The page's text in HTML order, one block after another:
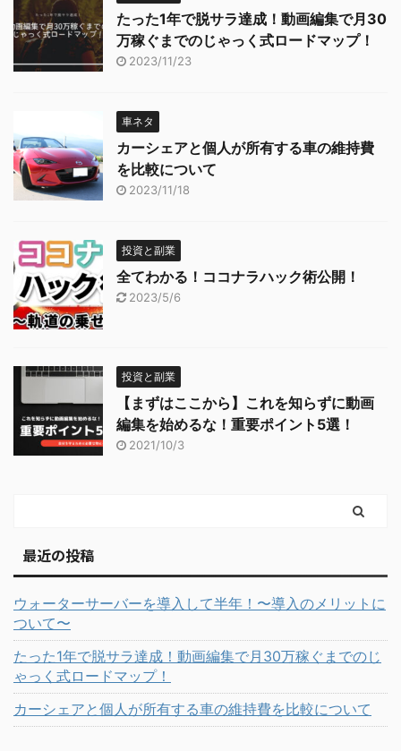
たった1年で脱サラ達成！動画編集で月30
万稼ぐまでのじゃっく式ロードマップ！
2023/11/23
車ネタ
カーシェアと個人が所有する車の維持費
を比較について
2023/11/18
投資と副業
全てわかる！ココナラハック術公開！
2023/5/6
投資と副業
【まずはここから】これを知らずに動画
編集を始めるな！重要ポイント5選！
2021/10/3
最近の投稿
ウォーターサーバーを導入して半年！〜導入のメリットに
ついて〜
たった1年で脱サラ達成！動画編集で月30万稼ぐまでのじ
ゃっく式ロードマップ！
カーシェアと個人が所有する車の維持費を比較について